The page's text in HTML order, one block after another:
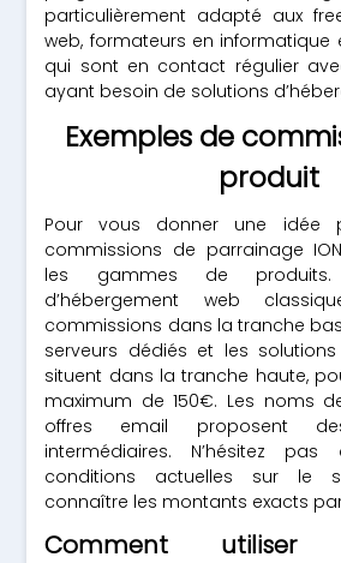
particulièrement adapté aux
web, formateurs en informatique
qui sont en contact régulier
ayant besoin de solutions
Exemples de
produit
Pour vous donner une idée
commissions de parrainage
les gammes de produits.
d’hébergement web
commissions dans la tranche
serveurs dédiés et les
situent dans la tranche haute,
maximum de 150€. Les noms
offres email proposent
intermédiaires. N’hésitez
conditions actuelles sur le
connaître les montants exacts
Comment